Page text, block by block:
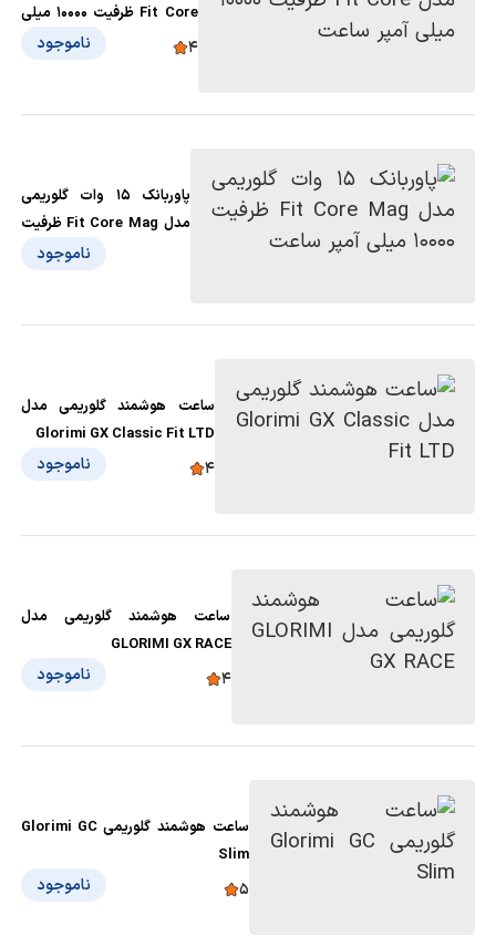
Fit Core ظرفیت 10000 میلی
آمپر ساعت
4 ناموجود
پاوربانک 15 وات گلوریمی
مدل Fit Core Mag ظرفیت
ناموجود
ساعت هوشمند گلوریمی مدل
Glorimi GX Classic Fit LTD
4 ناموجود
ساعت هوشمند گلوریمی مدل
GLORIMI GX RACE
4 ناموجود
ساعت هوشمند گلوریمی Glorimi GC
Slim
5 ناموجود